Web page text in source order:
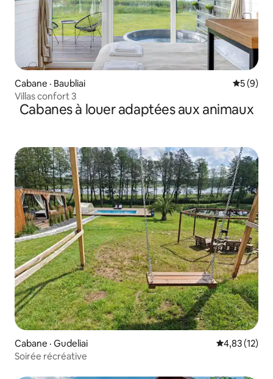
Cabane · Baubliai Note
5 (9)
Villas confort 3
Cabanes à louer adaptées aux animaux
Cabane · Gudeliai Note
4,83 (12)
Soirée récréative